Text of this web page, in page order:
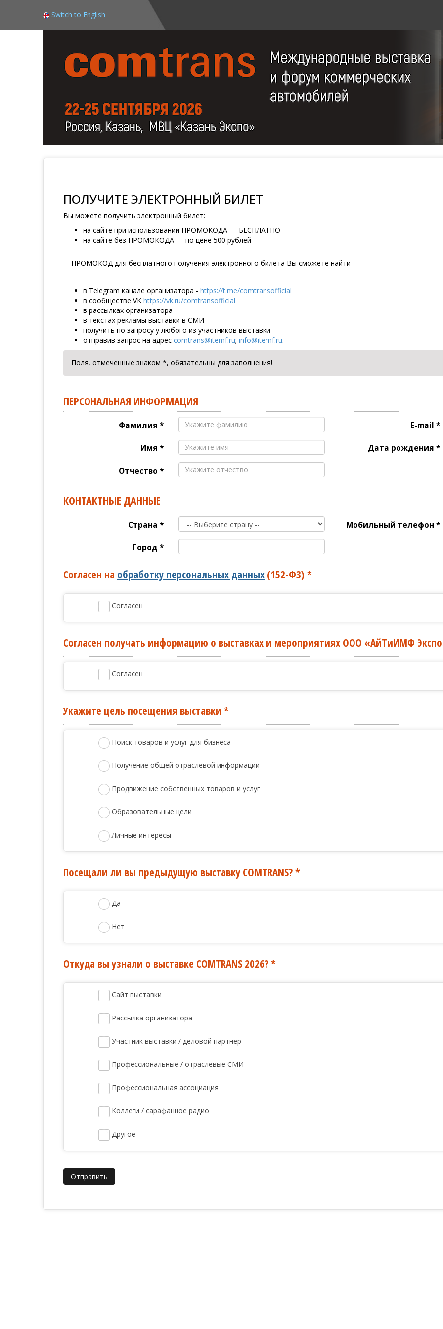
Switch to English
ПОЛУЧИТЕ ЭЛЕКТРОННЫЙ БИЛЕТ
Вы можете получить электронный билет:
на сайте при использовании ПРОМОКОДА — БЕСПЛАТНО
на сайте без ПРОМОКОДА — по цене 500 рублей
ПРОМОКОД для бесплатного получения электронного билета Вы сможете найти
в Telegram канале организатора - https://t.me/comtransofficial
в сообществе VK https://vk.ru/comtransofficial
в рассылках организатора
в текстах рекламы выставки в СМИ
получить по запросу у любого из участников выставки
отправив запрос на адрес comtrans@itemf.ru; info@itemf.ru.
Поля, отмеченные знаком *, обязательны для заполнения!
ПЕРСОНАЛЬНАЯ ИНФОРМАЦИЯ
Фамилия *
Имя *
Отчество *
E-mail *
Дата рождения *
КОНТАКТНЫЕ ДАННЫЕ
Страна *
Город *
Мобильный телефон *
Согласен на обработку персональных данных (152-ФЗ) *
Согласен
Согласен получать информацию о выставках и мероприятиях ООО «АйТиИМФ
Согласен
Укажите цель посещения выставки *
Поиск товаров и услуг для бизнеса
Получение общей отраслевой информации
Продвижение собственных товаров и услуг
Образовательные цели
Личные интересы
Посещали ли вы предыдущую выставку COMTRANS?*
Да
Нет
Откуда вы узнали о выставке COMTRANS 2026?*
Сайт выставки
Рассылка организатора
Участник выставки / деловой партнёр
Профессиональные / отраслевые СМИ
Профессиональная ассоциация
Коллеги / сарафанное радио
Другое
Отправить